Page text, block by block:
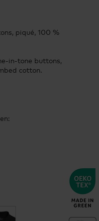
piqué, 100 %
in-tone buttons,
cotton.